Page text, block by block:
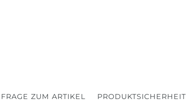
FRAGE ZUM ARTIKEL PRODUKTSICHERHEIT